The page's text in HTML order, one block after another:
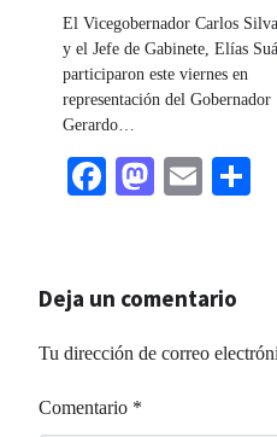
El Vicegobernador Carlos
y el Jefe de Gabinete, Elías
participaron este viernes en
representación del Gobernador
Gerardo…
FacebookEmail
Deja un comentario
Tu dirección de correo
Comentario *